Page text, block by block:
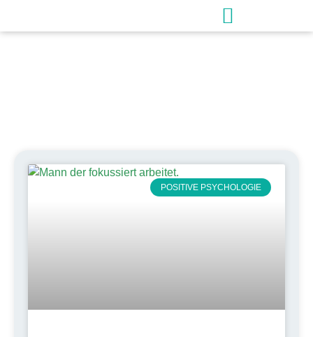
POSITIVE PSYCHOLOGIE